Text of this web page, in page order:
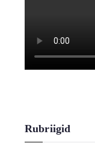
Rubriigid